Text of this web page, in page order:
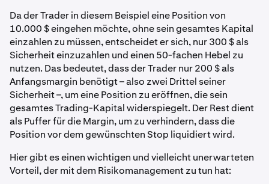
Da der Trader in diesem Beispiel eine Position von
10.000 $ eingehen möchte, ohne sein gesamtes Kapital
einzahlen zu müssen, entscheidet er sich, nur 300 $ als
Sicherheit einzuzahlen und einen 50-fachen Hebel zu
nutzen. Das bedeutet, dass der Trader nur 200 $ als
Anfangsmargin benötigt – also zwei Drittel seiner
Sicherheit –, um eine Position zu eröffnen, die sein
gesamtes Trading-Kapital widerspiegelt. Der Rest dient
als Puffer für die Margin, um zu verhindern, dass die
Position vor dem gewünschten Stop liquidiert wird.
Hier gibt es einen wichtigen und vielleicht unerwarteten
Vorteil, der mit dem Risikomanagement zu tun hat: